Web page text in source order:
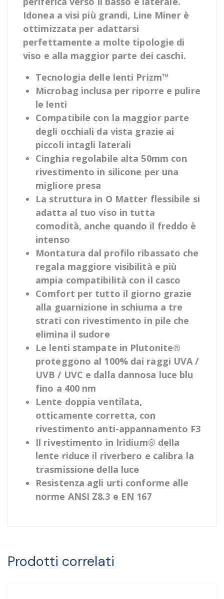
Idonea a visi più grandi, Line Miner è
ottimizzata per adattarsi
perfettamente a molte tipologie di
viso e alla maggior parte dei caschi.
Tecnologia delle lenti Prizm™
Microbag inclusa per riporre e pulire
le lenti
Compatibile con la maggior parte
degli occhiali da vista grazie ai
piccoli intagli laterali
Cinghia regolabile alta 50mm con
rivestimento in silicone per una
migliore presa
La struttura in O Matter flessibile si
adatta al tuo viso in tutta
comodità, anche quando il freddo è
intenso
Montatura dal profilo ribassato che
regala maggiore visibilità e più
ampia compatibilità con il casco
Comfort per tutto il giorno grazie
alla guarnizione in schiuma a tre
strati con rivestimento in pile che
elimina il sudore
Le lenti stampate in Plutonite®
proteggono al 100% dai raggi UVA /
UVB / UVC e dalla dannosa luce blu
fino a 400 nm
Lente doppia ventilata,
otticamente corretta, con
rivestimento anti-appannamento F3
Il rivestimento in Iridium® della
lente riduce il riverbero e calibra la
trasmissione della luce
Resistenza agli urti conforme alle
norme ANSI Z8.3 e EN 167
Prodotti correlati